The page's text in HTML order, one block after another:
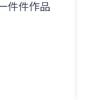
件件作品